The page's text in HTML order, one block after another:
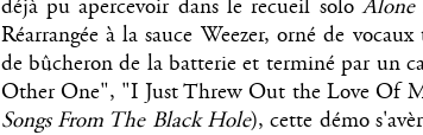
déjà pu apercevoir dans le recueil solo
Réarrangée à la sauce Weezer, orné de
de bûcheron de la batterie et terminé par un
Other One", "I Just Threw Out the Love Of
Songs From The Black Hole), cette démo